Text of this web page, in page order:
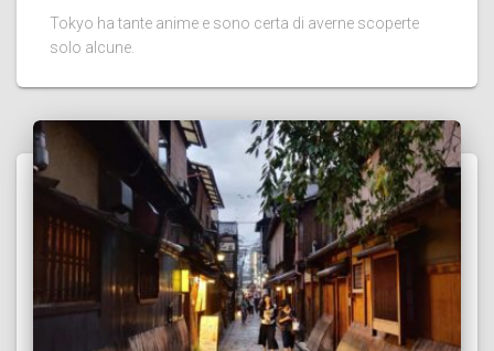
Tokyo ha tante anime e sono certa di averne scoperte
solo alcune.